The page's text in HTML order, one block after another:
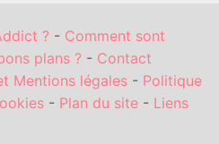
?- Comment sont
plans ? - Contact
Mentions légales- Politique
- Plan du site - Liens